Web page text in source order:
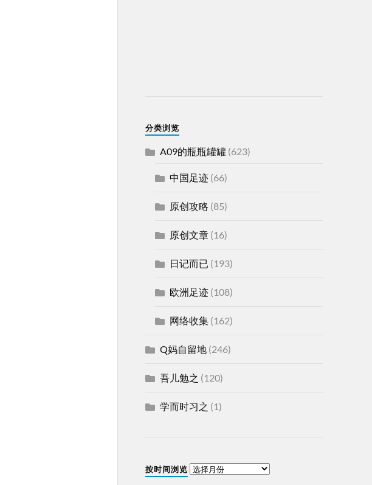
分类浏览
A09的瓶瓶罐罐(623)
中国足迹(66)
原创攻略 (85)
原创文章(16)
日记而已 (193)
欧洲足迹(108)
网络收集(162)
Q妈自留地(246)
吾儿勉之 (120)
学而时习之 (1)
按时间浏览